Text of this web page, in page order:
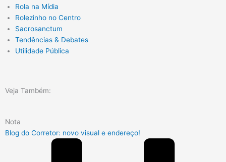
Rola na Mídia
Rolezinho no Centro
Sacrosanctum
Tendências & Debates
Utilidade Pública
Veja Também: